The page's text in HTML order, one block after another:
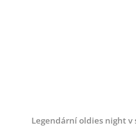
Legendární oldies night v